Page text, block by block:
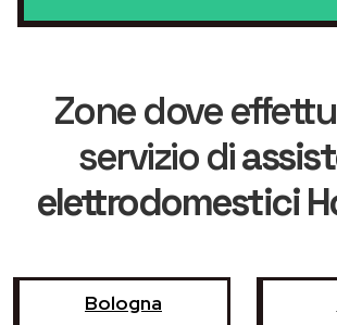
Zone dove
servizio di
elettrodomestici
Bologna